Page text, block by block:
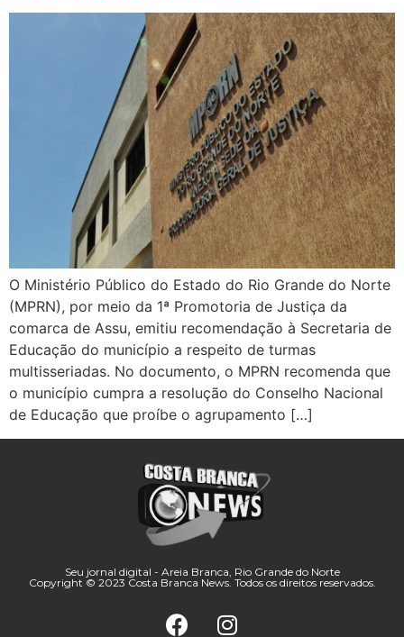
O Ministério Público do Estado do Rio Grande do Norte
(MPRN), por meio da 1ª Promotoria de Justiça da
comarca de Assu, emitiu recomendação à Secretaria de
Educação do município a respeito de turmas
multisseriadas. No documento, o MPRN recomenda que
o município cumpra a resolução do Conselho Nacional
de Educação que proíbe o agrupamento […]
Seu jornal digital - Areia Branca, Rio Grande do Norte
Copyright © 2023 Costa Branca News. Todos os direitos reservados.